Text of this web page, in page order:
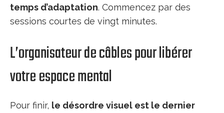
temps d’adaptation. Commencez par des
sessions courtes de vingt minutes.
L’organisateur de câbles pour libérer
votre espace mental
Pour finir, le désordre visuel est le dernier